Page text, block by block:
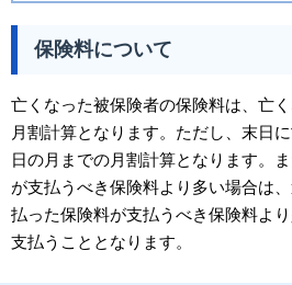
保険料について
亡くなった被保険者の保険料は、亡
月割計算となります。ただし、末日
日の月までの月割計算となります。
が支払うべき保険料より多い場合は
払った保険料が支払うべき保険料よ
支払うこととなります。